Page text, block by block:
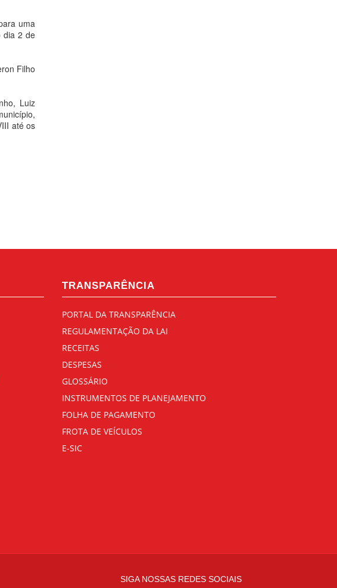
uma
dia 2 de
Filho
Luiz
até os
TRANSPARÊNCIA
PORTAL DA TRANSPARÊNCIA
REGULAMENTAÇÃO DA LAI
RECEITAS
DESPESAS
GLOSSÁRIO
INSTRUMENTOS DE PLANEJAMENTO
FOLHA DE PAGAMENTO
FROTA DE VEÍCULOS
E-SIC
SIGA NOSSAS REDES SOCIAIS